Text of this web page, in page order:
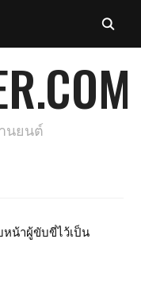
นยนต์
หน้าผู้ขับขี่ไว้เป็น